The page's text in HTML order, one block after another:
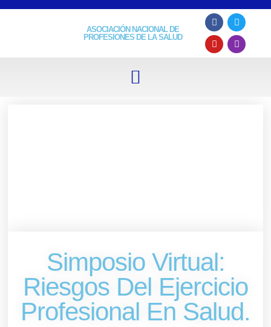
ASOCIACIÓN NACIONAL DE
PROFESIONES DE LA SALUD
Simposio Virtual:
Riesgos Del Ejercicio
Profesional En Salud.